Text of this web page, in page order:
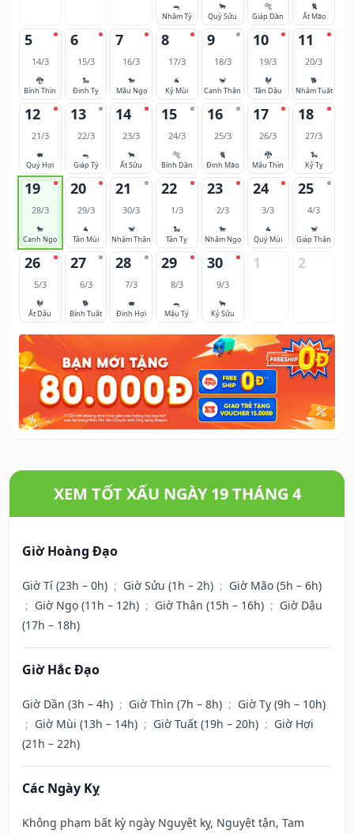
🐀
Nhâm Tý
🐂
Quý Sửu
🐅
Giáp Dần
🐈
Ất Mão
5
14/3
🐉
Bính Thìn
6
15/3
🐍
Đinh Tỵ
7
16/3
🐎
Mậu Ngọ
8
17/3
🐐
Kỷ Mùi
9
18/3
🐒
Canh Thân
10
19/3
🐓
Tân Dậu
11
20/3
🐕
Nhâm Tuất
12
21/3
🐖
Quý Hợi
13
22/3
🐀
Giáp Tý
14
23/3
🐂
Ất Sửu
15
24/3
🐅
Bính Dần
16
25/3
🐈
Đinh Mão
17
26/3
🐉
Mậu Thìn
18
27/3
🐍
Kỷ Tỵ
19
28/3
🐎
Canh Ngọ
20
29/3
🐐
Tân Mùi
21
30/3
🐒
Nhâm Thân
22
1/3
🐍
Tân Tỵ
23
2/3
🐎
Nhâm Ngọ
24
3/3
🐐
Quý Mùi
25
4/3
🐒
Giáp Thân
26
5/3
🐓
Ất Dậu
27
6/3
🐕
Bính Tuất
28
7/3
🐖
Đinh Hợi
29
8/3
🐀
Mậu Tý
30
9/3
🐂
Kỷ Sửu
1 2
XEM TỐT XẤU NGÀY 19 THÁNG 4
Giờ Hoàng Đạo
Giờ Tí (23h – 0h) ; Giờ Sửu (1h – 2h) ; Giờ Mão (5h – 6h)
; Giờ Ngọ (11h – 12h) ; Giờ Thân (15h – 16h) ; Giờ Dậu
(17h – 18h)
Giờ Hắc Đạo
Giờ Dần (3h – 4h) ; Giờ Thìn (7h – 8h) ; Giờ Tỵ (9h – 10h)
; Giờ Mùi (13h – 14h) ; Giờ Tuất (19h – 20h) ; Giờ Hợi
(21h – 22h)
Các Ngày Kỵ
Không phạm bất kỳ ngày Nguyệt kỵ, Nguyệt tận, Tam